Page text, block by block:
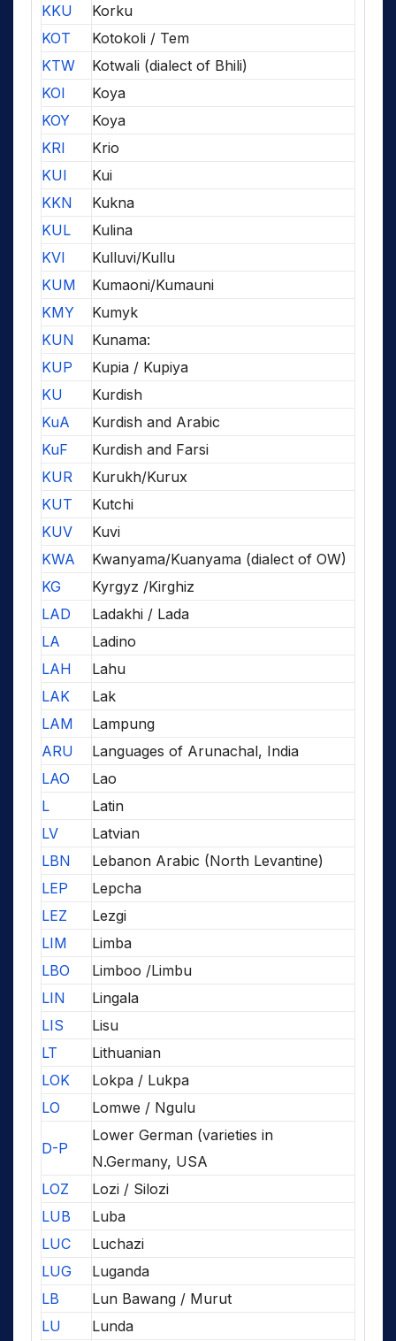
KKU
Korku
KOT
Kotokoli / Tem
KTW
Kotwali (dialect of Bhili)
KOI
Koya
KOY
Koya
KRI
Krio
KUI
Kui
KKN
Kukna
KUL
Kulina
KVI
Kulluvi/Kullu
KUM
Kumaoni/Kumauni
KMY
Kumyk
KUN
Kunama:
KUP
Kupia / Kupiya
KU
Kurdish
KuA
Kurdish and Arabic
KuF
Kurdish and Farsi
KUR
Kurukh/Kurux
KUT
Kutchi
KUV
Kuvi
KWA
Kwanyama/Kuanyama (dialect of OW)
KG
Kyrgyz /Kirghiz
LAD
Ladakhi / Lada
LA
Ladino
LAH
Lahu
LAK
Lak
LAM
Lampung
ARU
Languages of Arunachal, India
LAO
Lao
L
Latin
LV
Latvian
LBN
Lebanon Arabic (North Levantine)
LEP
Lepcha
LEZ
Lezgi
LIM
Limba
LBO
Limboo /Limbu
LIN
Lingala
LIS
Lisu
LT
Lithuanian
LOK
Lokpa / Lukpa
LO
Lomwe / Ngulu
D-P
Lower German (varieties in
N.Germany, USA
LOZ
Lozi / Silozi
LUB
Luba
LUC
Luchazi
LUG
Luganda
LB
Lun Bawang / Murut
LU
Lunda